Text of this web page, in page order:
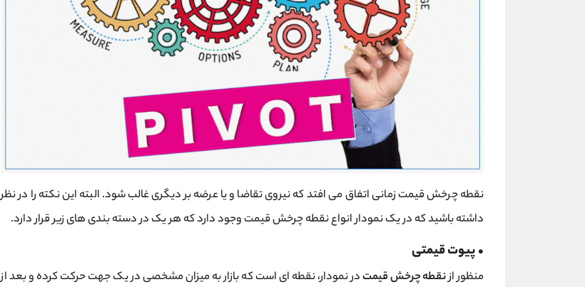
نقطه چرخش قیمت زمانی اتفاق می افتد که نیروی تقاضا و یا عرضه بر دیگری غالب شود. البته این نکته را در نظر
داشته باشید که در یک نمودار انواع نقطه چرخش قیمت وجود دارد که هر یک در دسته بندی های زیر قرار دارد.
• پیوت قیمتی
منظور ازنقطه چرخش قیمتدر نمودار، نقطه ای است که بازار به میزان مشخصی در یک جهت حرکت کرده و بعد از